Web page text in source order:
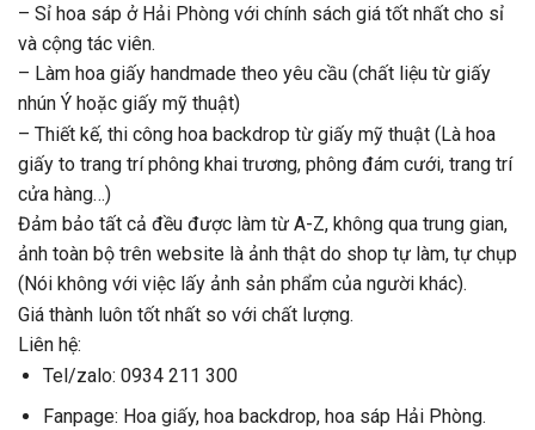
– Sỉ hoa sáp ở Hải Phòng với chính sách giá tốt nhất cho sỉ
và cộng tác viên.
– Làm hoa giấy handmade theo yêu cầu (chất liệu từ giấy
nhún Ý hoặc giấy mỹ thuật)
– Thiết kế, thi công hoa backdrop từ giấy mỹ thuật (Là hoa
giấy to trang trí phông khai trương, phông đám cưới, trang trí
cửa hàng…)
Đảm bảo tất cả đều được làm từ A-Z, không qua trung gian,
ảnh toàn bộ trên website là ảnh thật do shop tự làm, tự chụp
(Nói không với việc lấy ảnh sản phẩm của người khác).
Giá thành luôn tốt nhất so với chất lượng.
Liên hệ:
Tel/zalo: 0934 211 300
Fanpage: Hoa giấy, hoa backdrop, hoa sáp Hải Phòng.